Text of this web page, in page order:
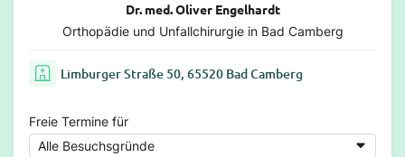
Dr. med. Oliver Engelhardt
Orthopädie und Unfallchirurgie in Bad Camberg
Limburger Straße 50, 65520 Bad Camberg
Freie Termine für